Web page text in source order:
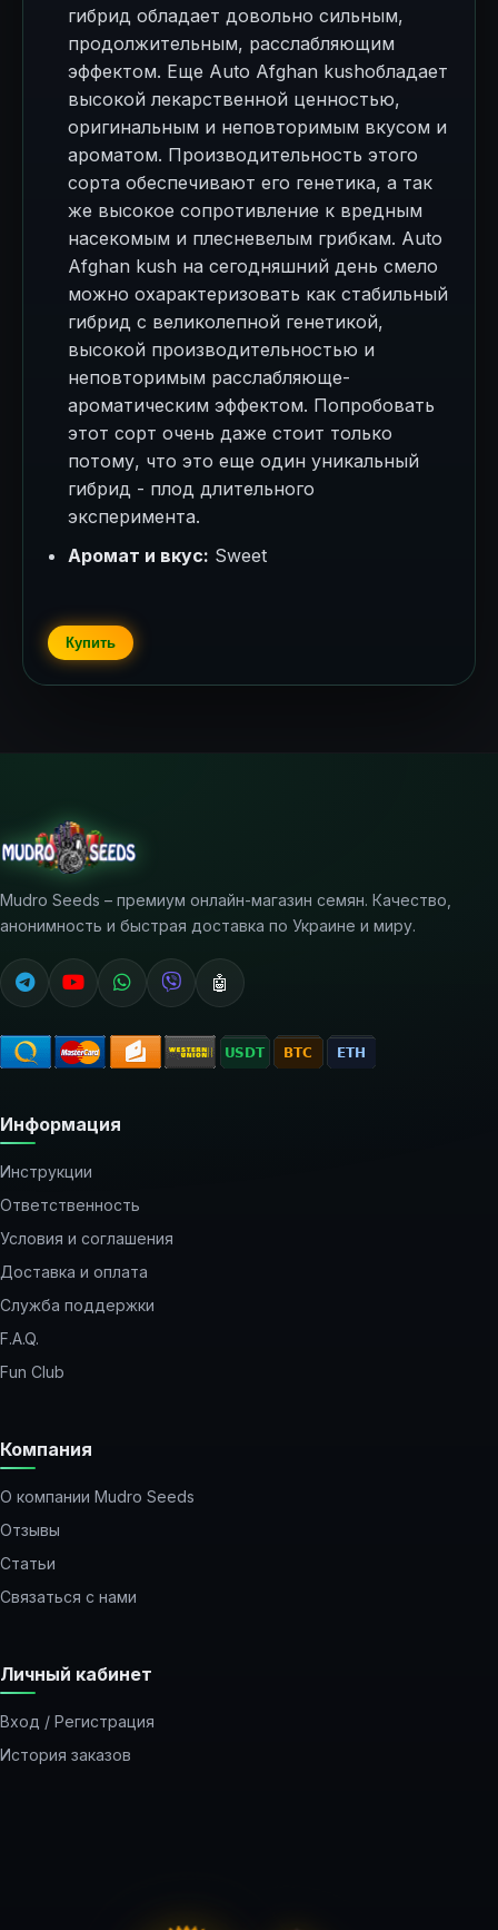
гибрид обладает довольно сильным,
продолжительным, расслабляющим
эффектом. Еще Auto Afghan kushобладает
высокой лекарственной ценностью,
оригинальным и неповторимым вкусом и
ароматом. Производительность этого
сорта обеспечивают его генетика, а так
же высокое сопротивление к вредным
насекомым и плесневелым грибкам. Auto
Afghan kush на сегодняшний день смело
можно охарактеризовать как стабильный
гибрид с великолепной генетикой,
высокой производительностью и
неповторимым расслабляюще-
ароматическим эффектом. Попробовать
этот сорт очень даже стоит только
потому, что это еще один уникальный
гибрид - плод длительного
эксперимента.
Аромат и вкус: Sweet
Купить
Mudro Seeds – премиум онлайн-магазин семян. Качество,
анонимность и быстрая доставка по Украине и миру.
🤖
Информация
Инструкции
Ответственность
Условия и соглашения
Доставка и оплата
Служба поддержки
F.A.Q.
Fun Club
Компания
О компании Mudro Seeds
Отзывы
Статьи
Связаться с нами
Личный кабинет
Вход / Регистрация
История заказов